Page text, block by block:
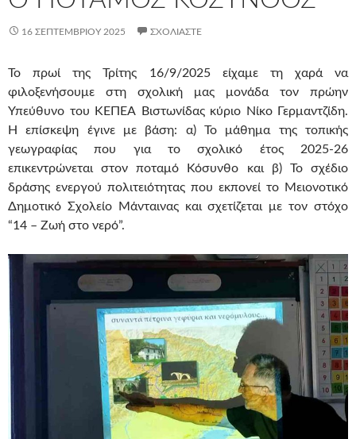
16 ΣΕΠΤΕΜΒΡΊΟΥ 2025 ΣΧΟΛΙΆΣΤΕ
Το πρωί της Τρίτης 16/9/2025 είχαμε τη χαρά να
φιλοξενήσουμε στη σχολική μας μονάδα τον πρώην
Υπεύθυνο του ΚΕΠΕΑ Βιστωνίδας κύριο Νίκο Γερμαντζίδη.
Η επίσκεψη έγινε με βάση: α) Το μάθημα της τοπικής
γεωγραφίας που για το σχολικό έτος 2025-26
επικεντρώνεται στον ποταμό Κόσυνθο και β) Το σχέδιο
δράσης ενεργού πολιτειότητας που εκπονεί το Μειονοτικό
Δημοτικό Σχολείο Μάνταινας και σχετίζεται με τον στόχο
“14 – Ζωή στο νερό”.